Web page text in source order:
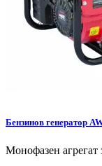
Бензинов генератор
Монофазен агрегат